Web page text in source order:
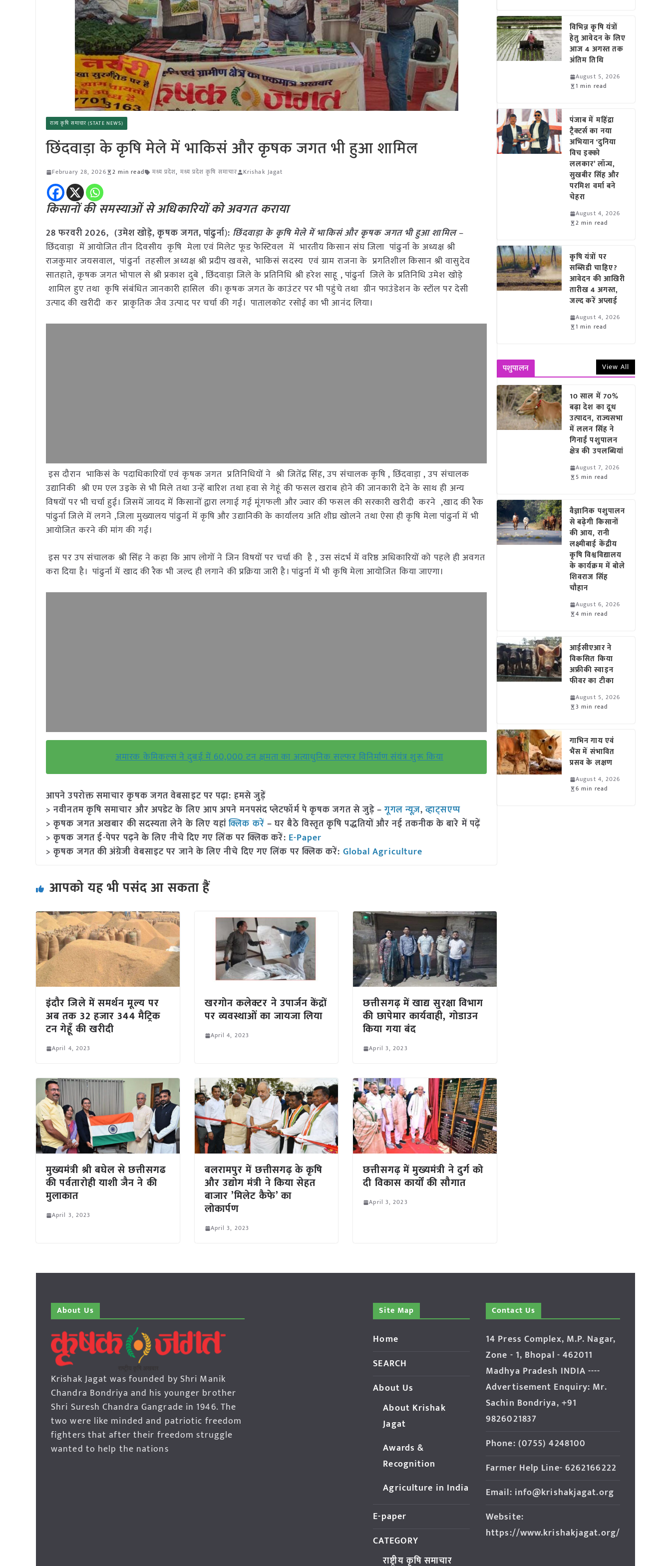
राज्य कृषि समाचार (STATE NEWS)
छिंदवाड़ा के कृषि मेले में भाकिसं और कृषक जगत भी हुआ शामिल
February 28, 2026 2 min read मध्य प्रदेश, मध्य प्रदेश कृषि समाचार Krishak Jagat
किसानों की समस्याओं से अधिकारियों को अवगत कराया
28 फरवरी 2026, (उमेश खोड़े, कृषक जगत, पांढुर्ना): छिंदवाड़ा के कृषि मेले में भाकिसं और कृषक जगत भी हुआ शामिल–
छिंदवाड़ा में आयोजित तीन दिवसीय कृषि मेला एवं मिलेट फूड फेस्टिवल में भारतीय किसान संघ जिला पांढुर्ना के अध्यक्ष श्री
राजकुमार जयसवाल, पांढुर्ना तहसील अध्यक्ष श्री प्रदीप खवसे, भाकिसं सदस्य एवं ग्राम राजना के प्रगतिशील किसान श्री वासुदेव
सातहाते, कृषक जगत भोपाल से श्री प्रकाश दुबे , छिंदवाड़ा जिले के प्रतिनिधि श्री हरेश साहू , पांढुर्ना जिले के प्रतिनिधि उमेश खोड़े
शामिल हुए तथा कृषि संबंधित जानकारी हासिल की। कृषक जगत के काउंटर पर भी पहुंचे तथा ग्रीन फाउंडेशन के स्टॉल पर देसी
उत्पाद की खरीदी कर प्राकृतिक जैव उत्पाद पर चर्चा की गई। पातालकोट रसोई का भी आनंद लिया।
इस दौरान भाकिसं के पदाधिकारियों एवं कृषक जगत प्रतिनिधियों ने श्री जितेंद्र सिंह, उप संचालक कृषि , छिंदवाड़ा , उप संचालक
उद्यानिकी श्री एम एल उइके से भी मिले तथा उन्हें बारिश तथा हवा से गेहूं की फसल खराब होने की जानकारी देने के साथ ही अन्य
विषयों पर भी चर्चा हुई। जिसमें जायद में किसानों द्वारा लगाई गई मूंगफली और ज्वार की फसल की सरकारी खरीदी करने ,खाद की रैक
पांढुर्ना जिले में लगने ,जिला मुख्यालय पांढुर्ना में कृषि और उद्यानिकी के कार्यालय अति शीघ्र खोलने तथा ऐसा ही कृषि मेला पांढुर्ना में भी
आयोजित करने की मांग की गई।
इस पर उप संचालक श्री सिंह ने कहा कि आप लोगों ने जिन विषयों पर चर्चा की है , उस संदर्भ में वरिष्ठ अधिकारियों को पहले ही अवगत
करा दिया है। पांढुर्ना में खाद की रैक भी जल्द ही लगाने की प्रक्रिया जारी है। पांढुर्ना में भी कृषि मेला आयोजित किया जाएगा।
अमारक केमिकल्स ने दुबई में 60,000 टन क्षमता का अत्याधुनिक सल्फर विनिर्माण संयंत्र शुरू किया
आपने उपरोक्त समाचार कृषक जगत वेबसाइट पर पढ़ा: हमसे जुड़ें
> नवीनतम कृषि समाचार और अपडेट के लिए आप अपने मनपसंद प्लेटफॉर्म पे कृषक जगत से जुड़े –गूगल न्यूज़,व्हाट्सएप्प
> कृषक जगत अखबार की सदस्यता लेने के लिए यहांक्लिक करें – घर बैठे विस्तृत कृषि पद्धतियों और नई तकनीक के बारे में पढ़ें
> कृषक जगत ई-पेपर पढ़ने के लिए नीचे दिए गए लिंक पर क्लिक करें: E-Paper
> कृषक जगत की अंग्रेजी वेबसाइट पर जाने के लिए नीचे दिए गए लिंक पर क्लिक करें: Global Agriculture
आपको यह भी पसंद आ सकता हैं
इंदौर जिले में समर्थन मूल्य पर
अब तक 32 हजार 344 मैट्रिक
टन गेहूँ की खरीदी
April 4, 2023
खरगोन कलेक्टर ने उपार्जन केंद्रों
पर व्यवस्थाओं का जायजा लिया
April 4, 2023
छत्तीसगढ़ में खाद्य सुरक्षा विभाग
की छापेमार कार्यवाही, गोडाउन
किया गया बंद
April 3, 2023
मुख्यमंत्री श्री बघेल से छत्तीसगढ
की पर्वतारोही याशी जैन ने की
मुलाकात
April 3, 2023
बलरामपुर में छत्तीसगढ़ के कृषि
और उद्योग मंत्री ने किया सेहत
बाजार ’मिलेट कैफे’ का
लोकार्पण
April 3, 2023
छत्तीसगढ़ में मुख्यमंत्री ने दुर्ग को
दी विकास कार्यों की सौगात
April 3, 2023
विभिन्न कृषि यंत्रों
हेतु आवेदन के लिए
आज 4 अगस्त तक
अंतिम तिथि
August 5, 2026
1 min read
पंजाब में महिंद्रा
ट्रैक्टर्स का नया
अभियान ‘दुनिया
विच इक्को
ललकार’ लॉन्च,
सुखबीर सिंह और
परमिश वर्मा बने
चेहरा
August 4, 2026
2 min read
कृषि यंत्रों पर
सब्सिडी चाहिए?
आवेदन की आखिरी
तारीख 4 अगस्त,
जल्द करें अप्लाई
August 4, 2026
1 min read
पशुपालन View All
10 साल में 70%
बढ़ा देश का दूध
उत्पादन, राज्यसभा
में ललन सिंह ने
गिनाईं पशुपालन
क्षेत्र की उपलब्धियां
August 7, 2026
5 min read
वैज्ञानिक पशुपालन
से बढ़ेगी किसानों
की आय, रानी
लक्ष्मीबाई केंद्रीय
कृषि विश्वविद्यालय
के कार्यक्रम में बोले
शिवराज सिंह
चौहान
August 6, 2026
4 min read
आईसीएआर ने
विकसित किया
अफ्रीकी स्वाइन
फीवर का टीका
August 5, 2026
3 min read
गाभिन गाय एवं
भैंस में संभावित
प्रसव के लक्षण
August 4, 2026
6 min read
About Us
Krishak Jagat was founded by Shri Manik
Chandra Bondriya and his younger brother
Shri Suresh Chandra Gangrade in 1946. The
two were like minded and patriotic freedom
fighters that after their freedom struggle
wanted to help the nations
Site Map
Home
SEARCH
About Us
About Krishak
Jagat
Awards &
Recognition
Agriculture in India
E-paper
CATEGORY
राष्ट्रीय कृषि समाचार
Contact Us
14 Press Complex, M.P. Nagar,
Zone - 1, Bhopal - 462011
Madhya Pradesh INDIA ----
Advertisement Enquiry: Mr.
Sachin Bondriya, +91
9826021837
Phone: (0755) 4248100
Farmer Help Line- 6262166222
Email: info@krishakjagat.org
Website:
https://www.krishakjagat.org/